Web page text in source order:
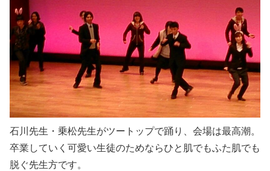
石川先生・乗松先生がツートップで踊り、会場は最高潮。
卒業していく可愛い生徒のためならひと肌でもふた肌でも
脱ぐ先生方です。